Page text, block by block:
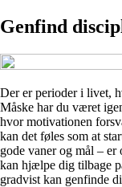
Genfind
Der er perioder i livet,
Måske har du været
hvor motivationen
kan det føles som at
gode vaner og mål – er
kan hjælpe dig tilbage
gradvist kan genfinde